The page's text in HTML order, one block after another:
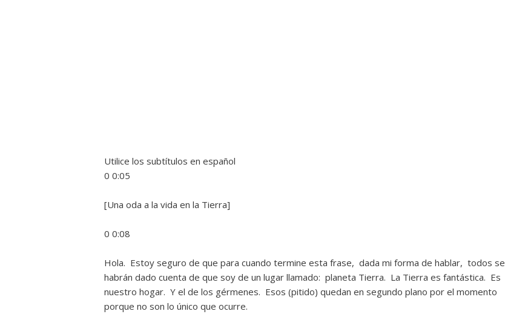
Utilice los subtítulos en español
0 0:05
[Una oda a la vida en la Tierra]
0 0:08
Hola. Estoy seguro de que para cuando termine esta frase, dada mi forma de hablar, todos se
habrán dado cuenta de que soy de un lugar llamado: planeta Tierra. La Tierra es fantástica. Es
nuestro hogar. Y el de los gérmenes. Esos (pitido) quedan en segundo plano por el momento
porque no son lo único que ocurre.